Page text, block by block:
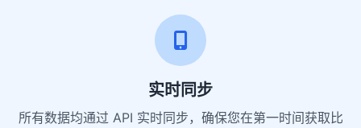
实时同步
所有数据均通过 API 实时同步，确保您在第一时间获取比